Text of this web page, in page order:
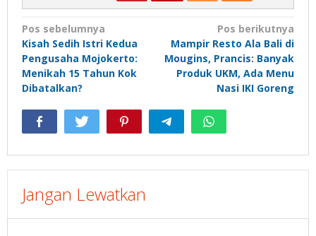
Navigasi
pos
Pos sebelumnya
Kisah Sedih Istri Kedua
Pengusaha Mojokerto:
Menikah 15 Tahun Kok
Dibatalkan?
Pos berikutnya
Mampir Resto Ala Bali di
Mougins, Prancis: Banyak
Produk UKM, Ada Menu
Nasi IKI Goreng
Jangan Lewatkan